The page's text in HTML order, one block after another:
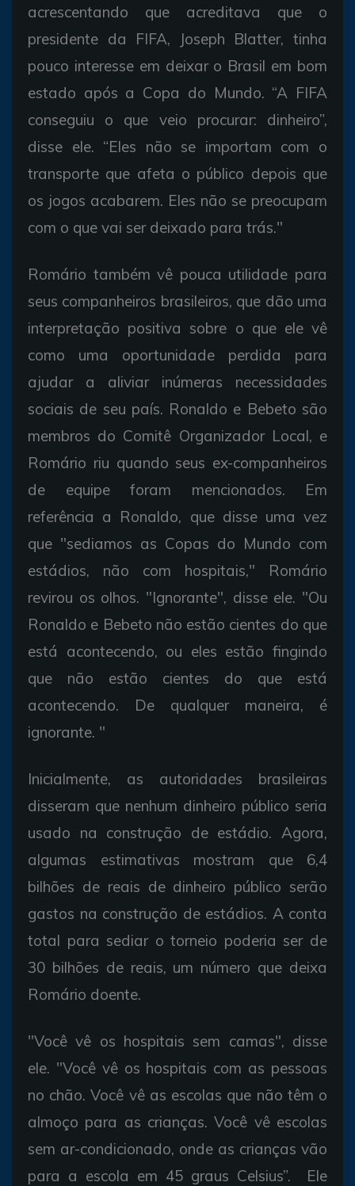
acrescentando que acreditava que o
presidente da FIFA, Joseph Blatter, tinha
pouco interesse em deixar o Brasil em bom
estado após a Copa do Mundo. “A FIFA
conseguiu o que veio procurar: dinheiro”,
disse ele. “Eles não se importam com o
transporte que afeta o público depois que
os jogos acabarem. Eles não se preocupam
com o que vai ser deixado para trás."
Romário também vê pouca utilidade para
seus companheiros brasileiros, que dão uma
interpretação positiva sobre o que ele vê
como uma oportunidade perdida para
ajudar a aliviar inúmeras necessidades
sociais de seu país. Ronaldo e Bebeto são
membros do Comitê Organizador Local, e
Romário riu quando seus ex-companheiros
de equipe foram mencionados. Em
referência a Ronaldo, que disse uma vez
que "sediamos as Copas do Mundo com
estádios, não com hospitais," Romário
revirou os olhos. "Ignorante", disse ele. "Ou
Ronaldo e Bebeto não estão cientes do que
está acontecendo, ou eles estão fingindo
que não estão cientes do que está
acontecendo. De qualquer maneira, é
ignorante. "
Inicialmente, as autoridades brasileiras
disseram que nenhum dinheiro público seria
usado na construção de estádio. Agora,
algumas estimativas mostram que 6,4
bilhões de reais de dinheiro público serão
gastos na construção de estádios. A conta
total para sediar o torneio poderia ser de
30 bilhões de reais, um número que deixa
Romário doente.
"Você vê os hospitais sem camas", disse
ele. "Você vê os hospitais com as pessoas
no chão. Você vê as escolas que não têm o
almoço para as crianças. Você vê escolas
sem ar-condicionado, onde as crianças vão
para a escola em 45 graus Celsius”. Ele